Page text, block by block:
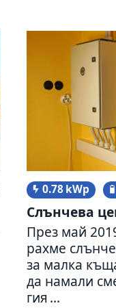
0.78 kWp
Слънчева
През май
рахме
за малка
да намали
гия ...